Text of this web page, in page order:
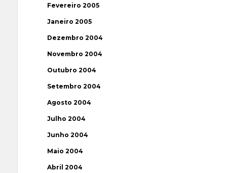
Fevereiro 2005
Janeiro 2005
Dezembro 2004
Novembro 2004
Outubro 2004
Setembro 2004
Agosto 2004
Julho 2004
Junho 2004
Maio 2004
Abril 2004